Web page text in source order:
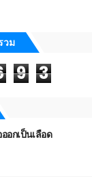
วม
9 3
อกเป็นเลือด